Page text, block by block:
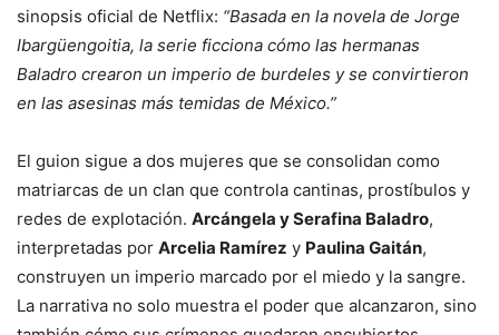
sinopsis oficial de Netflix: “Basada en la novela de Jorge
Ibargüengoitia, la serie ficciona cómo las hermanas
Baladro crearon un imperio de burdeles y se convirtieron
en las asesinas más temidas de México.”
El guion sigue a dos mujeres que se consolidan como
matriarcas de un clan que controla cantinas, prostíbulos y
redes de explotación. Arcángela y Serafina Baladro,
interpretadas por Arcelia Ramírez y Paulina Gaitán,
construyen un imperio marcado por el miedo y la sangre.
La narrativa no solo muestra el poder que alcanzaron, sino